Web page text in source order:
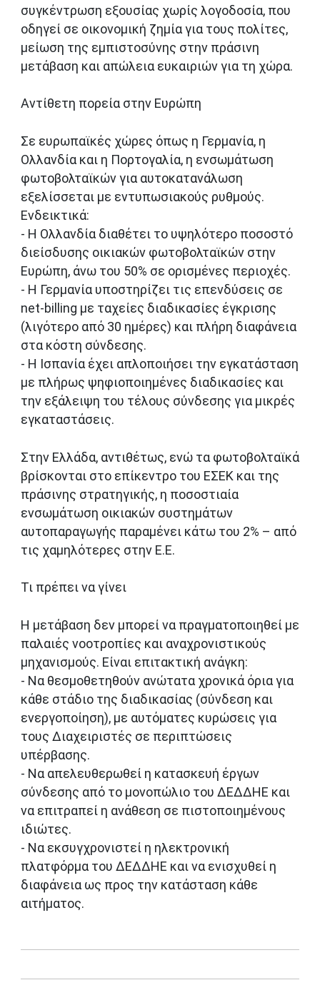
συγκέντρωση εξουσίας χωρίς λογοδοσία, που
οδηγεί σε οικονομική ζημία για τους πολίτες,
μείωση της εμπιστοσύνης στην πράσινη
μετάβαση και απώλεια ευκαιριών για τη χώρα.
Αντίθετη πορεία στην Ευρώπη
Σε ευρωπαϊκές χώρες όπως η Γερμανία, η
Ολλανδία και η Πορτογαλία, η ενσωμάτωση
φωτοβολταϊκών για αυτοκατανάλωση
εξελίσσεται με εντυπωσιακούς ρυθμούς.
Ενδεικτικά:
- Η Ολλανδία διαθέτει το υψηλότερο ποσοστό
διείσδυσης οικιακών φωτοβολταϊκών στην
Ευρώπη, άνω του 50% σε ορισμένες περιοχές.
- Η Γερμανία υποστηρίζει τις επενδύσεις σε
net-billing με ταχείες διαδικασίες έγκρισης
(λιγότερο από 30 ημέρες) και πλήρη διαφάνεια
στα κόστη σύνδεσης.
- Η Ισπανία έχει απλοποιήσει την εγκατάσταση
με πλήρως ψηφιοποιημένες διαδικασίες και
την εξάλειψη του τέλους σύνδεσης για μικρές
εγκαταστάσεις.
Στην Ελλάδα, αντιθέτως, ενώ τα φωτοβολταϊκά
βρίσκονται στο επίκεντρο του ΕΣΕΚ και της
πράσινης στρατηγικής, η ποσοστιαία
ενσωμάτωση οικιακών συστημάτων
αυτοπαραγωγής παραμένει κάτω του 2% – από
τις χαμηλότερες στην Ε.Ε.
Τι πρέπει να γίνει
Η μετάβαση δεν μπορεί να πραγματοποιηθεί με
παλαιές νοοτροπίες και αναχρονιστικούς
μηχανισμούς. Είναι επιτακτική ανάγκη:
- Να θεσμοθετηθούν ανώτατα χρονικά όρια για
κάθε στάδιο της διαδικασίας (σύνδεση και
ενεργοποίηση), με αυτόματες κυρώσεις για
τους Διαχειριστές σε περιπτώσεις
υπέρβασης.
- Να απελευθερωθεί η κατασκευή έργων
σύνδεσης από το μονοπώλιο του ΔΕΔΔΗΕ και
να επιτραπεί η ανάθεση σε πιστοποιημένους
ιδιώτες.
- Να εκσυγχρονιστεί η ηλεκτρονική
πλατφόρμα του ΔΕΔΔΗΕ και να ενισχυθεί η
διαφάνεια ως προς την κατάσταση κάθε
αιτήματος.